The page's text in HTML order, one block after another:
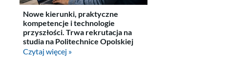
Nowe kierunki, praktyczne
kompetencje i technologie
przyszłości. Trwa rekrutacja na
studia na Politechnice Opolskiej
Czytaj więcej »